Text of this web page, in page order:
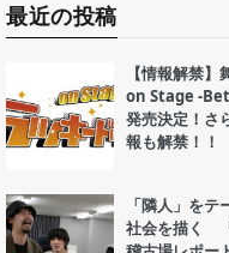
最近の投稿
【情報解禁
on Stage -
発売決定！さ
報も解禁！！
「隣人」を
社会を描く